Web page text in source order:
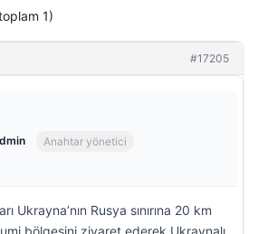
1)
#17205
Anahtar yönetici
Ukrayna’nın Rusya sınırına 20 km
bölgesini ziyaret ederek Ukraynalı